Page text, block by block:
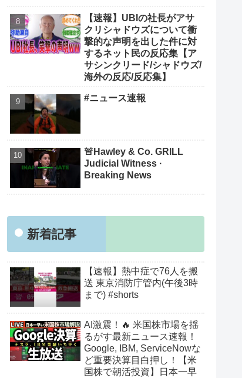
【速報】UBIの社長がアサ
クリシャドウズについて衝
撃的な声明を出した件に対
するネット民の反応集【ア
サシンクリード/シャドウズ/
海外の反応/反応集】
#ニュース速報
🚨Hawley & Co. GRILL
Judicial Witness ·
Breaking News
新着記事
【速報】熱中症で76人を搬
送 東京消防庁管内(午後3時
まで) #shorts
AI激震！🔥 米国株市場を揺
るがす最新ニュース速報！
Google, IBM, ServiceNowな
ど重要決算目白押し！【米
国株で朝活投資】日本一早